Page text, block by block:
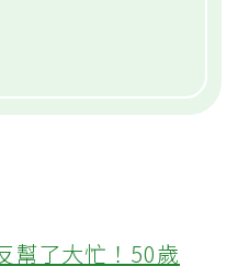
幫了大忙！50歲